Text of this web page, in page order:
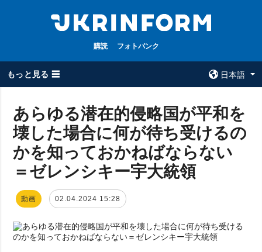
購読 フォトバンク
もっと見る ☰
日本語
全てのトピック
戦争
被占領地
経済・復興
防衛
社会・文化
ウクルインフォ
ルム
ウクルインフォル
ムについて
あらゆる潜在的侵略国が平和を
壊した場合に何が待ち受けるの
かを知っておかねばならない
＝ゼレンシキー宇大統領
動画 02.04.2024 15:28